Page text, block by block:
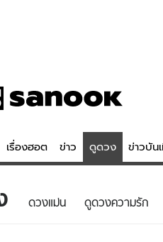
เรื่องฮอต ข่าว ดูดวง ข่าวบัน
ดูดว
ดวงแม่น ดูดวงความรัก